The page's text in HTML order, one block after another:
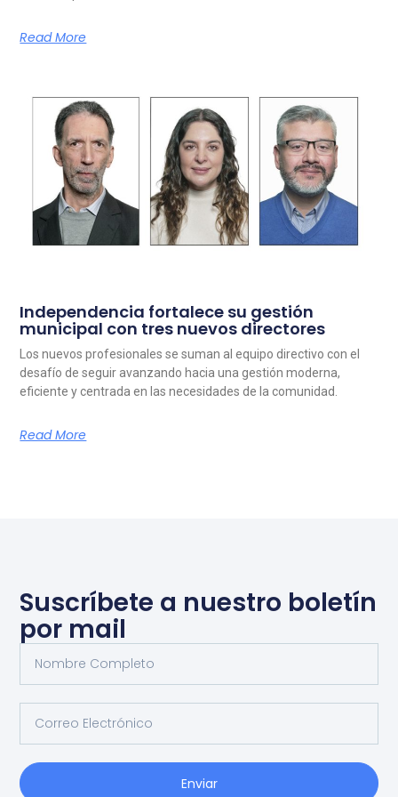
Read More
Independencia fortalece su gestión
municipal con tres nuevos directores
Los nuevos profesionales se suman al equipo directivo con el
desafío de seguir avanzando hacia una gestión moderna,
eficiente y centrada en las necesidades de la comunidad.
Read More
Suscríbete a nuestro boletín
por mail
Enviar